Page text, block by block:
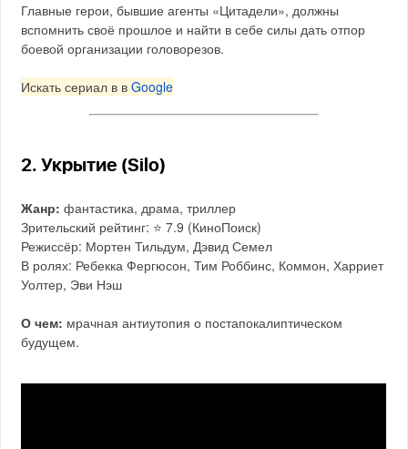
Главные герои, бывшие агенты «Цитадели», должны
вспомнить своё прошлое и найти в себе силы дать отпор
боевой организации головорезов.
Искать сериал в вGoogle
2. Укрытие (Silo)
Жанр: фантастика, драма, триллер
Зрительский рейтинг: ⭐️ 7.9 (КиноПоиск)
Режиссёр: Мортен Тильдум, Дэвид Семел
В ролях: Ребекка Фергюсон, Тим Роббинс, Коммон, Харриет
Уолтер, Эви Нэш
О чем: мрачная антиутопия о постапокалиптическом
будущем.